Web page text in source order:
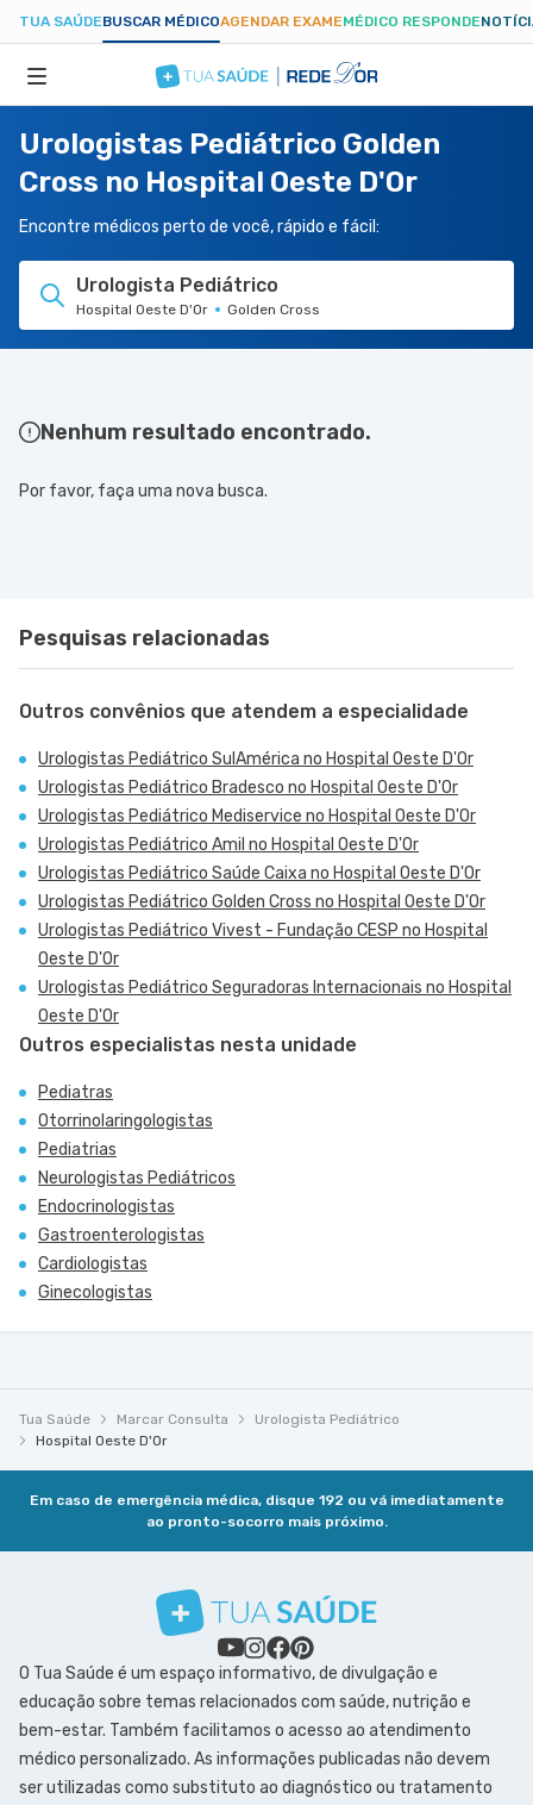
TUA SAÚDEBUSCAR MÉDICOAGENDAR EXAMEMÉDICO RESPONDE
ESPECIALIDADES
HOSPITAIS
TUASAUDE.COM
Urologistas Pediátrico Golden
Cross no Hospital Oeste D'Or
Encontre médicos perto de você, rápido e fácil:
Urologista Pediátrico
Hospital Oeste D'Or Golden Cross
Nenhum resultado encontrado.
Por favor, faça uma nova busca.
Pesquisas relacionadas
Outros convênios que atendem a especialidade
Urologistas Pediátrico SulAmérica no Hospital Oeste D'Or
Urologistas Pediátrico Bradesco no Hospital Oeste D'Or
Urologistas Pediátrico Mediservice no Hospital Oeste D'Or
Urologistas Pediátrico Amil no Hospital Oeste D'Or
Urologistas Pediátrico Saúde Caixa no Hospital Oeste D'Or
Urologistas Pediátrico Golden Cross no Hospital Oeste D'Or
Urologistas Pediátrico Vivest - Fundação CESP no Hospital
Oeste D'Or
Urologistas Pediátrico Seguradoras Internacionais no Hospital
Oeste D'Or
Outros especialistas nesta unidade
Pediatras
Otorrinolaringologistas
Pediatrias
Neurologistas Pediátricos
Endocrinologistas
Gastroenterologistas
Cardiologistas
Ginecologistas
Tua Saúde Marcar Consulta
Urologista Pediátrico
Hospital Oeste D'Or
Em caso de emergência médica, disque 192 ou vá imediatamente
ao pronto-socorro mais próximo.
O Tua Saúde é um espaço informativo, de divulgação e
educação sobre temas relacionados com saúde, nutrição e
bem-estar. Também facilitamos o acesso ao atendimento
médico personalizado. As informações publicadas não devem
ser utilizadas como substituto ao diagnóstico ou tratamento